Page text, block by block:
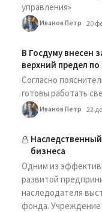
управления»
Иванов Петр 20
В Госдуму внесен
верхний предел
Согласно
готовы работать
Иванов Петр 22
бизнеса
Одним из
развитой
наследодателя
фонда. Учреждение